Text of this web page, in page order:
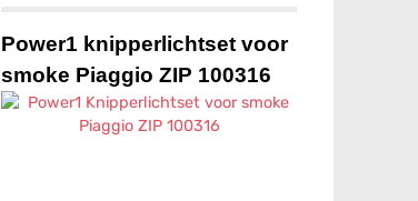
Power1 knipperlichtset voor
smoke Piaggio ZIP 100316